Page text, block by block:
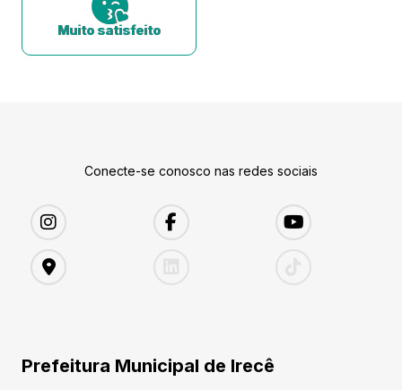
Muito satisfeito
Conecte-se conosco nas redes sociais
Prefeitura Municipal de Irecê